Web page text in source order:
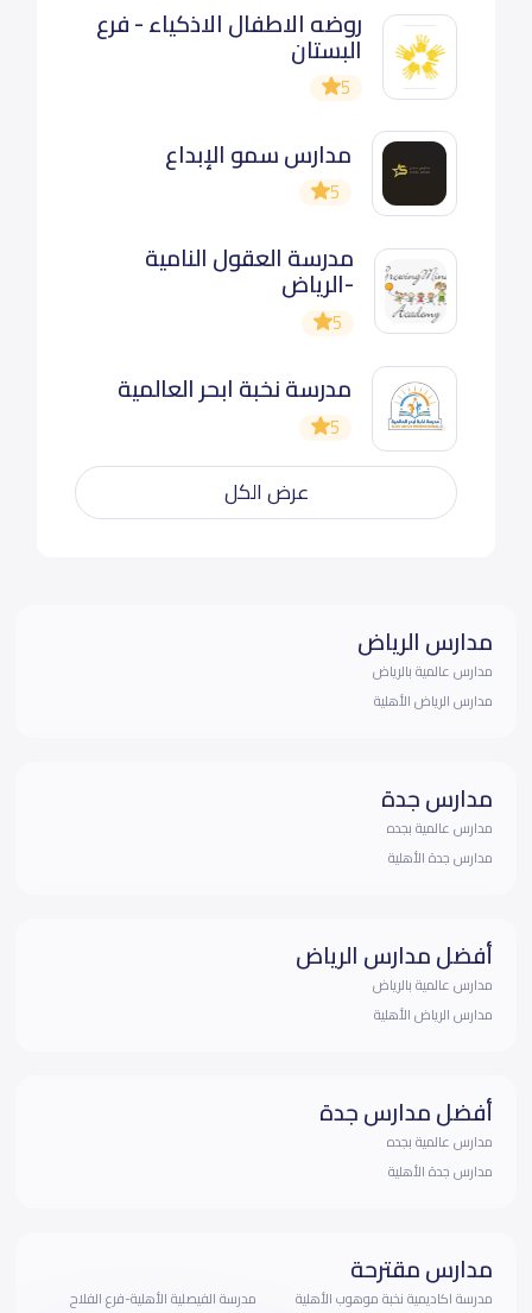
روضه الاطفال الاذكياء - فرع
البستان
5
مدارس سمو الإبداع
5
مدرسة العقول النامية
-الرياض
5
مدرسة نخبة ابحر العالمية
5
عرض الكل
مدارس الرياض
مدارس عالمية بالرياض
مدارس الرياض الأهلية
مدارس جدة
مدارس عالمية بجده
مدارس جدة الأهلية
أفضل مدارس الرياض
مدارس عالمية بالرياض
مدارس الرياض الأهلية
أفضل مدارس جدة
مدارس عالمية بجده
مدارس جدة الأهلية
مدارس مقترحة
مدرسة اكاديمية نخبة موهوب الأهلية
مدرسة الفيصلية الأهلية-فرع الفلاح